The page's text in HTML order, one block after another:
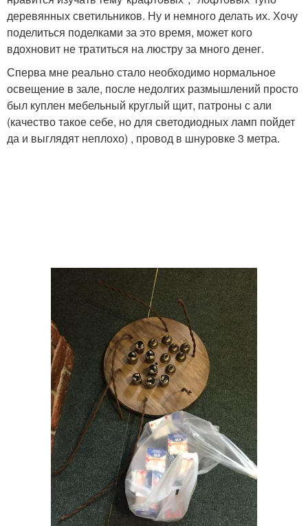
деревянных светильников. Ну и немного делать их. Хочу
поделиться поделками за это время, может кого
вдохновит не тратиться на люстру за много денег.
Сперва мне реально стало необходимо нормальное
освещение в зале, после недолгих размышлений просто
был куплен мебельный круглый щит, патроны с али
(качество такое себе, но для светодиодных ламп пойдет
да и выглядят неплохо) , провод в шнуровке 3 метра.